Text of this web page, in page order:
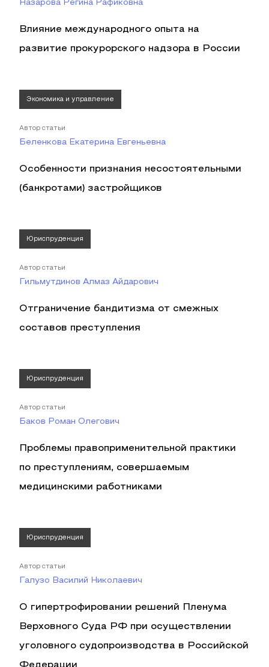
Назарова Регина Рафиковна
Влияние международного опыта на
развитие прокурорского надзора в России
Экономика и управление
Автор статьи
Беленкова Екатерина Евгеньевна
Особенности признания несостоятельными
(банкротами) застройщиков
Юриспруденция
Автор статьи
Гильмутдинов Алмаз Айдарович
Отграничение бандитизма от смежных
составов преступления
Юриспруденция
Автор статьи
Баков Роман Олегович
Проблемы правоприменительной практики
по преступлениям, совершаемым
медицинскими работниками
Юриспруденция
Автор статьи
Галузо Василий Николаевич
О гипертрофировании решений Пленума
Верховного Суда РФ при осуществлении
уголовного судопроизводства в Российской
Федерации